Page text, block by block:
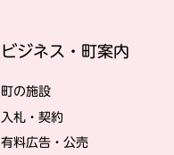
ビジネス・町案内
町の施設
入札・契約
有料広告・公売